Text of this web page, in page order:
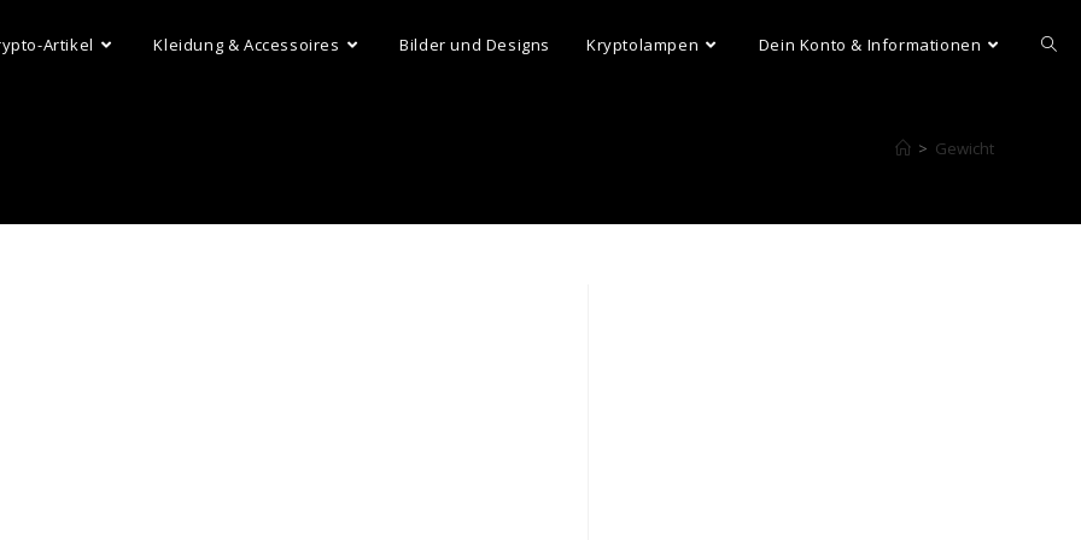
Artikel Kleidung & Accessoires Bilder und Designs Kryptolampen Dein Konto & Informationen
> Gewicht